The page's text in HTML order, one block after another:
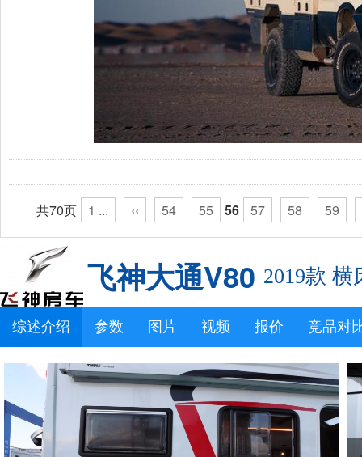
共70页 1 ... ‹‹ 54 55 56 57 58 59
飞神大通V80 2019款 横
综述介绍 参数 图片 视频 报价 竞品对